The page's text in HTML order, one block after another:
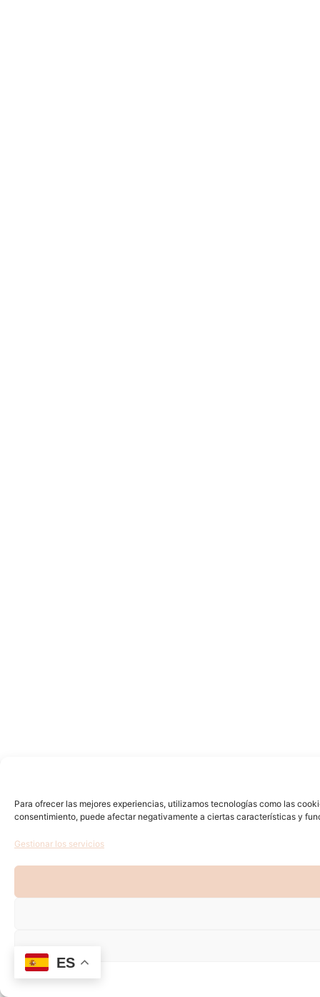
Para ofrecer las mejores experiencias, utilizamos tecnologías como las
consentimiento, puede afectar negativamente a ciertas características y
Gestionar los servicios
ES